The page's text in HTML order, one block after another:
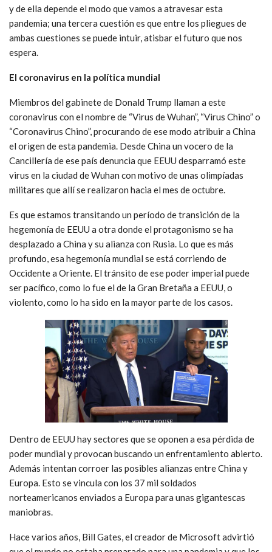
y de ella depende el modo que vamos a atravesar esta
pandemia; una tercera cuestión es que entre los pliegues de
ambas cuestiones se puede intuir, atisbar el futuro que nos
espera.
El coronavirus en la política mundial
Miembros del gabinete de Donald Trump llaman a este
coronavirus con el nombre de “Virus de Wuhan”, “Virus Chino” o
“Coronavirus Chino”, procurando de ese modo atribuir a China
el origen de esta pandemia. Desde China un vocero de la
Cancillería de ese país denuncia que EEUU desparramó este
virus en la ciudad de Wuhan con motivo de unas olimpíadas
militares que allí se realizaron hacia el mes de octubre.
Es que estamos transitando un período de transición de la
hegemonía de EEUU a otra donde el protagonismo se ha
desplazado a China y su alianza con Rusia. Lo que es más
profundo, esa hegemonía mundial se está corriendo de
Occidente a Oriente. El tránsito de ese poder imperial puede
ser pacífico, como lo fue el de la Gran Bretaña a EEUU, o
violento, como lo ha sido en la mayor parte de los casos.
Dentro de EEUU hay sectores que se oponen a esa pérdida de
poder mundial y provocan buscando un enfrentamiento abierto.
Además intentan corroer las posibles alianzas entre China y
Europa. Esto se vincula con los 37 mil soldados
norteamericanos enviados a Europa para unas gigantescas
maniobras.
Hace varios años, Bill Gates, el creador de Microsoft advirtió